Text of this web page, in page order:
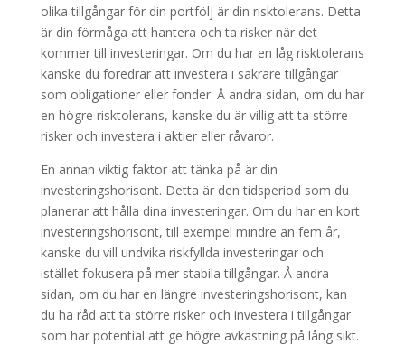
olika tillgångar för din portfölj är din risktolerans. Detta
är din förmåga att hantera och ta risker när det
kommer till investeringar. Om du har en låg risktolerans
kanske du föredrar att investera i säkrare tillgångar
som obligationer eller fonder. Å andra sidan, om du har
en högre risktolerans, kanske du är villig att ta större
risker och investera i aktier eller råvaror.
En annan viktig faktor att tänka på är din
investeringshorisont. Detta är den tidsperiod som du
planerar att hålla dina investeringar. Om du har en kort
investeringshorisont, till exempel mindre än fem år,
kanske du vill undvika riskfyllda investeringar och
istället fokusera på mer stabila tillgångar. Å andra
sidan, om du har en längre investeringshorisont, kan
du ha råd att ta större risker och investera i tillgångar
som har potential att ge högre avkastning på lång sikt.